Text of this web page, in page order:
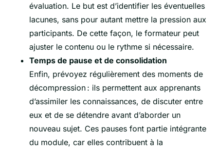
évaluation. Le but est d’identifier les éventuelles
lacunes, sans pour autant mettre la pression aux
participants. De cette façon, le formateur peut
ajuster le contenu ou le rythme si nécessaire.
Temps de pause et de consolidation
Enfin, prévoyez régulièrement des moments de
décompression : ils permettent aux apprenants
d’assimiler les connaissances, de discuter entre
eux et de se détendre avant d’aborder un
nouveau sujet. Ces pauses font partie intégrante
du module, car elles contribuent à la